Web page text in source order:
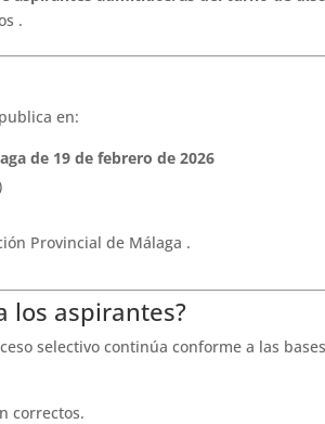
.
en:
de 19 de febrero de 2026
Provincial de Málaga .
los aspirantes?
selectivo continúa conforme a las
correctos.